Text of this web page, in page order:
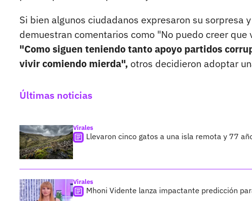
Si bien algunos ciudadanos expresaron su sorpresa
demuestran comentarios como "No puedo creer
"Como siguen teniendo tanto apoyo partidos
vivir comiendo mierda", otros decidieron adoptar
Últimas noticias
Virales
Llevaron cinco gatos a una isla remota y 77
Virales
Mhoni Vidente lanza impactante predicción